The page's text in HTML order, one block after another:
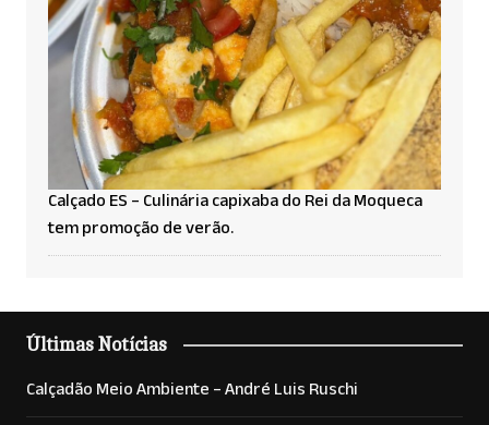
Calçado ES – Culinária capixaba do Rei da Moqueca
tem promoção de verão.
Últimas Notícias
Calçadão Meio Ambiente – André Luis Ruschi